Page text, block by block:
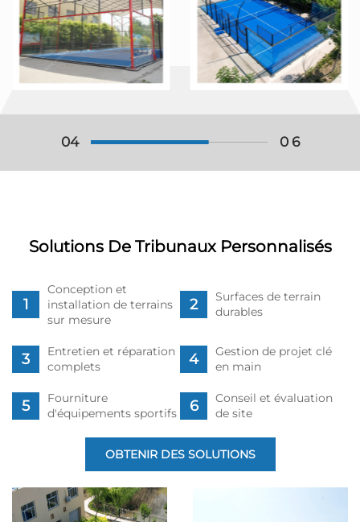
05 0 6
Solutions De Tribunaux Personnalisés
Conception et
installation de terrains
sur mesure
Surfaces de terrain
durables
Entretien et réparation
complets
Gestion de projet clé
en main
Fourniture
d'équipements sportifs
Conseil et évaluation
de site
OBTENIR DES SOLUTIONS